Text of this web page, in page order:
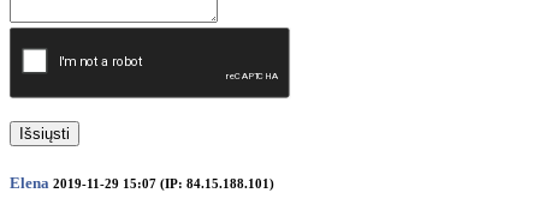
Išsiųsti
Elena 2019-11-29 15:07 (IP: 84.15.188.101)